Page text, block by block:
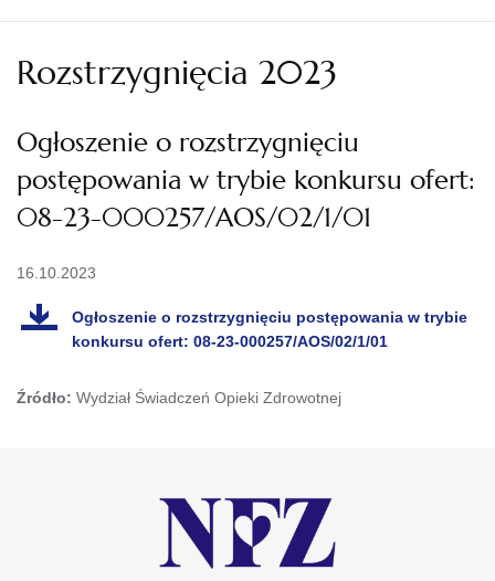
Rozstrzygnięcia 2023
Ogłoszenie o rozstrzygnięciu
postępowania w trybie konkursu ofert:
08-23-000257/AOS/02/1/01
16.10.2023
Ogłoszenie o rozstrzygnięciu postępowania w trybie
konkursu ofert: 08-23-000257/AOS/02/1/01
Źródło: Wydział Świadczeń Opieki Zdrowotnej